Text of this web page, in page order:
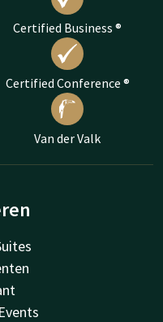
Certified Business ®
Certified Conference ®
Van der Valk